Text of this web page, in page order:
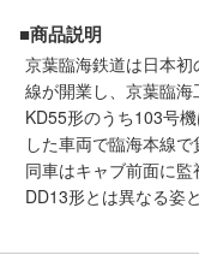
鉄道模型の情報
メルマガ登録
■商品説明
京葉臨海鉄道は日本
線が開業し、京葉臨
KD55形のうち103号
した車両で臨海本線
同車はキャブ前面に
DD13形とは異なる姿